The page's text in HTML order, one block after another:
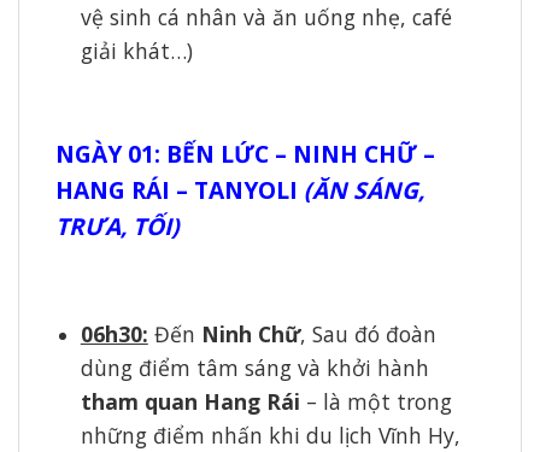
vệ sinh cá nhân và ăn uống nhẹ, café
giải khát…)
NGÀY 01: BẾN LỨC – NINH CHỮ –
HANG RÁI – TANYOLI (ĂN SÁNG,
TRƯA, TỐI)
06h30: Đến Ninh Chữ, Sau đó đoàn
dùng điểm tâm sáng và khởi hành
tham quan Hang Rái – là một trong
những điểm nhấn khi du lịch Vĩnh Hy,